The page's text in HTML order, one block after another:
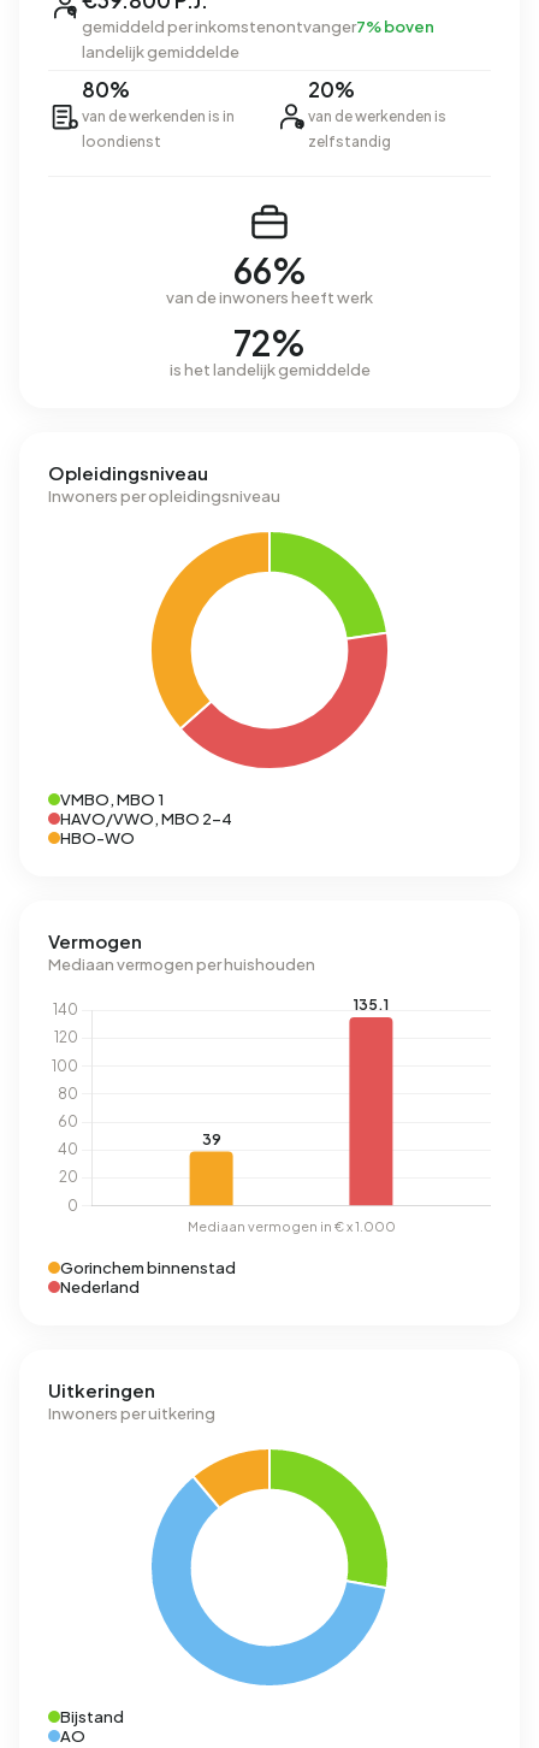
gemiddeld per inkomstenontvanger7% boven
landelijk gemiddelde
80%
van de werkenden is in
loondienst
20%
van de werkenden is
zelfstandig
66%
van de inwoners heeft werk
72%
is het landelijk gemiddelde
Opleidingsniveau
Inwoners per opleidingsniveau
VMBO, MBO 1
HAVO/VWO, MBO 2-4
HBO-WO
Vermogen
Mediaan vermogen per huishouden
Gorinchem binnenstad
Nederland
Uitkeringen
Inwoners per uitkering
Bijstand
AO